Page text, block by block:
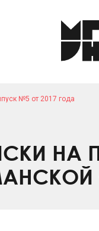
№5 от 2017 года
НА